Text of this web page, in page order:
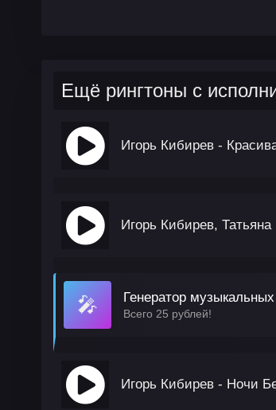
Ещё рингтоны с
Игорь Кибирев -
Игорь Кибирев,
🎤 Генератор
Всего 25 рублей!
Игорь Кибирев - Ночи